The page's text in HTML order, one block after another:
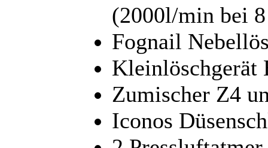
(2000l/min bei
Fognail
Kleinlöschgerät
Zumischer Z4
Iconos